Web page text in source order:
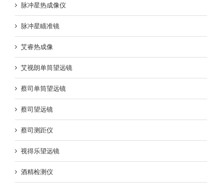
脉冲星热成像仪
脉冲星瞄准镜
艾睿热成像
艾视朗单筒望远镜
蔡司单筒望远镜
蔡司望远镜
蔡司测距仪
视得乐望远镜
酒精检测仪